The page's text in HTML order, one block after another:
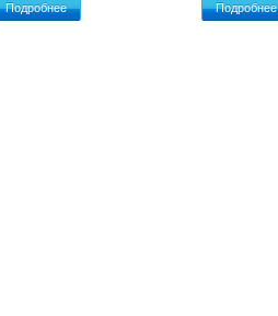
Подробнее Подробнее